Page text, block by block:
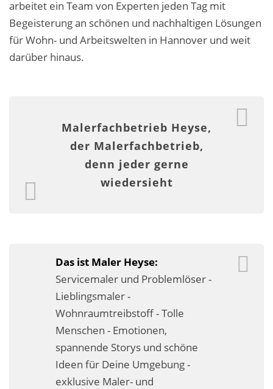
Malerarbeiten
Rostoptik
Wärmedämmung / WDVS
Service ›
Entspannter Urlaubsservice
Meine gute Empfehlung
Arbeitsbühne mieten
Kontakt
Navigation schließen
arbeitet ein Team von Experten jeden Tag mit
Begeisterung an schönen und nachhaltigen Lösungen
für Wohn- und Arbeitswelten in Hannover und weit
darüber hinaus.
Malerfachbetrieb Heyse,
der Malerfachbetrieb,
denn jeder gerne
wiedersieht
Das ist Maler Heyse:
Servicemaler und Problemlöser -
Lieblingsmaler -
Wohnraumtreibstoff - Tolle
Menschen - Emotionen,
spannende Storys und schöne
Ideen für Deine Umgebung -
exklusive Maler- und